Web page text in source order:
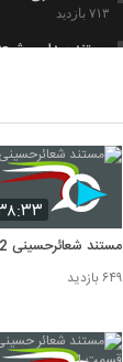
۷۱۳ بازدید
مستند بیداری
مستند شعائرحسینی 2
۶۴۹ بازدید